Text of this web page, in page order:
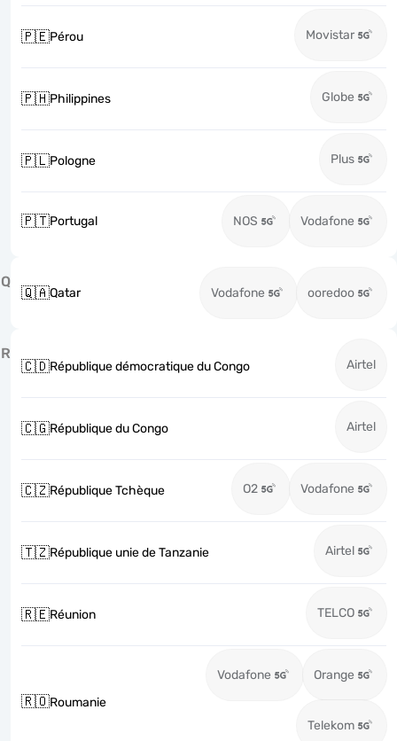
🇵🇪Pérou Movistar
🇵🇭Philippines Globe
🇵🇱Pologne Plus
🇵🇹Portugal NOS Vodafone
Q
🇶🇦Qatar Vodafone ooredoo
R
🇨🇩République démocratique du Congo Airtel
🇨🇬République du Congo Airtel
🇨🇿République Tchèque O2 Vodafone
🇹🇿République unie de Tanzanie Airtel
🇷🇪Réunion TELCO
🇷🇴Roumanie
Vodafone Orange
Telekom